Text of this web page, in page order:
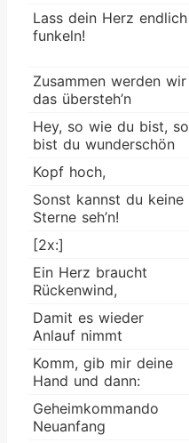
Lass dein Herz endlich
funkeln!
Zusammen werden wir
das übersteh’n
Hey, so wie du bist, so
bist du wunderschön
Kopf hoch,
Sonst kannst du keine
Sterne seh’n!
[2x:]
Ein Herz braucht
Rückenwind,
Damit es wieder
Anlauf nimmt
Komm, gib mir deine
Hand und dann:
Geheimkommando
Neuanfang